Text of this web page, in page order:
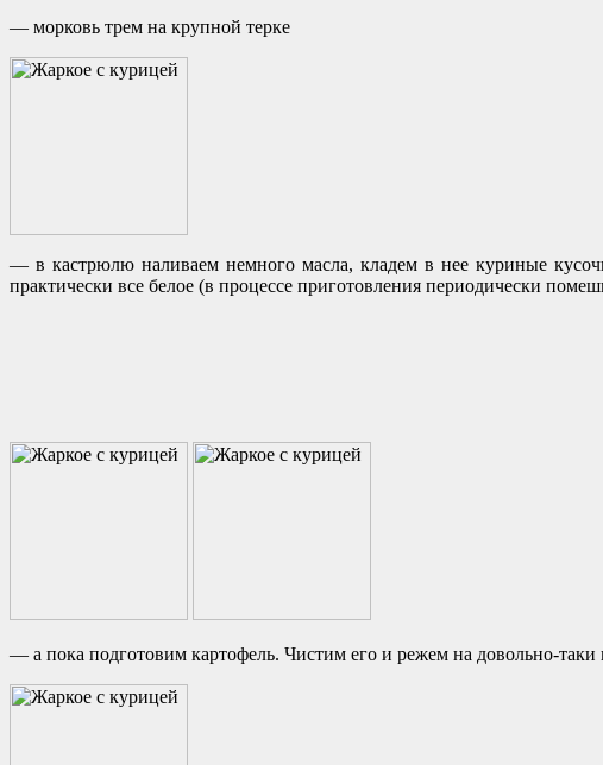
— морковь трем на крупной терке
— в кастрюлю наливаем немного масла, кладем в нее куриные
практически все белое (в процессе приготовления периодически
— а пока подготовим картофель. Чистим его и режем на довольно-таки